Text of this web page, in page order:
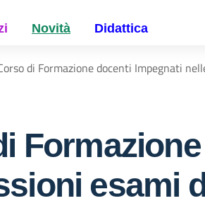
Novità Didattica
di Formazione docenti Impegnati
esami